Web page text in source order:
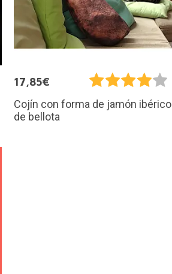
17,85€
Cojín con forma de jamón ibérico
de bellota